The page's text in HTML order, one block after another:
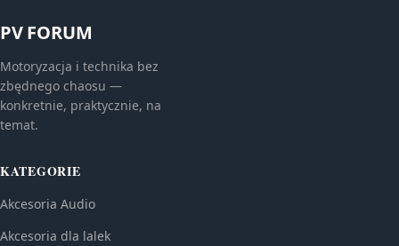
PV FORUM
Motoryzacja i technika bez
zbędnego chaosu —
konkretnie, praktycznie, na
temat.
KATEGORIE
Akcesoria Audio
Akcesoria dla lalek